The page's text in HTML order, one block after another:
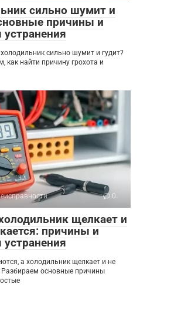
сильно шумит и
причины и
сильно шумит и гудит?
как найти причину грохота и
0
щелкает и
причины и
а холодильник щелкает и не
Разбираем основные причины